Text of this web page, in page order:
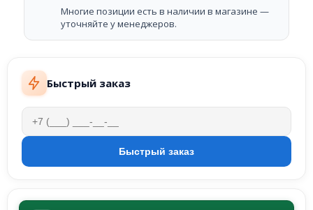
Быстрый заказ
Многие позиции есть в наличии в магазине —
уточняйте у менеджеров.